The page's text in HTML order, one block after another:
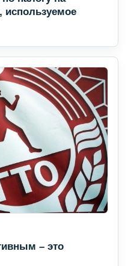
используемое
– это